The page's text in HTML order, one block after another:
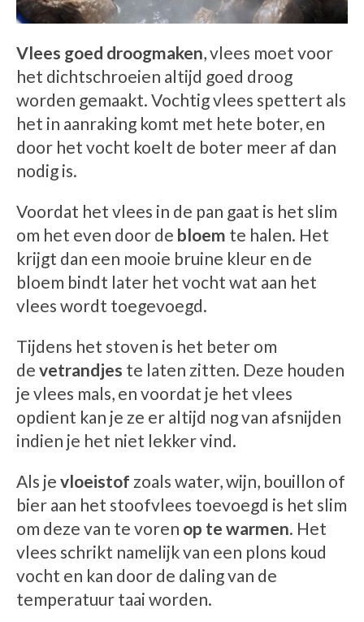
Vlees goed droogmaken, vlees moet voor
het dichtschroeien altijd goed droog
worden gemaakt. Vochtig vlees spettert als
het in aanraking komt met hete boter, en
door het vocht koelt de boter meer af dan
nodig is.
Voordat het vlees in de pan gaat is het slim
om het even door de bloem te halen. Het
krijgt dan een mooie bruine kleur en de
bloem bindt later het vocht wat aan het
vlees wordt toegevoegd.
Tijdens het stoven is het beter om
de vetrandjes te laten zitten. Deze houden
je vlees mals, en voordat je het vlees
opdient kan je ze er altijd nog van afsnijden
indien je het niet lekker vind.
Als je vloeistof zoals water, wijn, bouillon of
bier aan het stoofvlees toevoegd is het slim
om deze van te voren op te warmen. Het
vlees schrikt namelijk van een plons koud
vocht en kan door de daling van de
temperatuur taai worden.